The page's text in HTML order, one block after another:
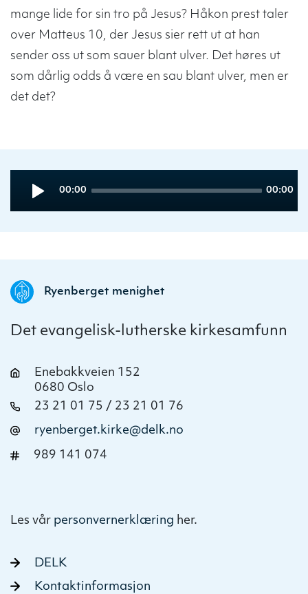
mange lide for sin tro på Jesus? Håkon prest taler
over Matteus 10, der Jesus sier rett ut at han
sender oss ut som sauer blant ulver. Det høres ut
som dårlig odds å være en sau blant ulver, men er
det det?
Player
Current
00:00
Total
00:00
Ryenberget menighet
Det evangelisk-lutherske kirkesamfunn
Enebakkveien 152
0680 Oslo
23 21 01 75 / 23 21 01 76
ryenberget.kirke@delk.no
989 141 074
Les vår personvernerklæring her.
DELK
Kontaktinformasjon